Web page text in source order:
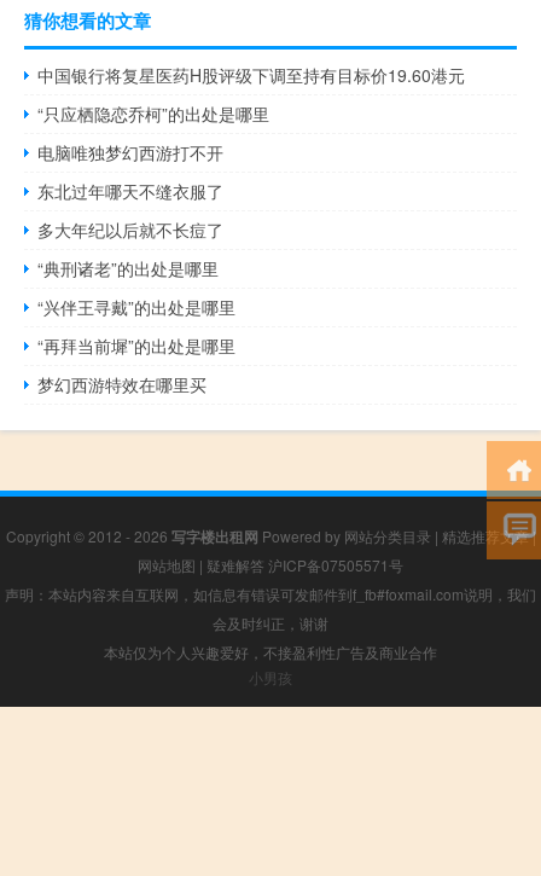
猜你想看的文章
中国银行将复星医药H股评级下调至持有目标价19.60港元
“只应栖隐恋乔柯”的出处是哪里
电脑唯独梦幻西游打不开
东北过年哪天不缝衣服了
多大年纪以后就不长痘了
“典刑诸老”的出处是哪里
“兴伴王寻戴”的出处是哪里
“再拜当前墀”的出处是哪里
梦幻西游特效在哪里买
Copyright © 2012 - 2026 写字楼出租网 Powered by 网站分类目录 | 精选推荐文章|
网站地图 | 疑难解答 沪ICP备07505571号
声明：本站内容来自互联网，如信息有错误可发邮件到f_fb#foxmail.com说明，我们
会及时纠正，谢谢
本站仅为个人兴趣爱好，不接盈利性广告及商业合作
小男孩